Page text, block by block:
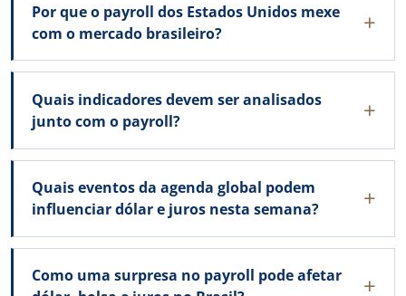
Por que o payroll dos Estados Unidos mexe
com o mercado brasileiro?
Quais indicadores devem ser analisados
junto com o payroll?
Quais eventos da agenda global podem
influenciar dólar e juros nesta semana?
Como uma surpresa no payroll pode afetar